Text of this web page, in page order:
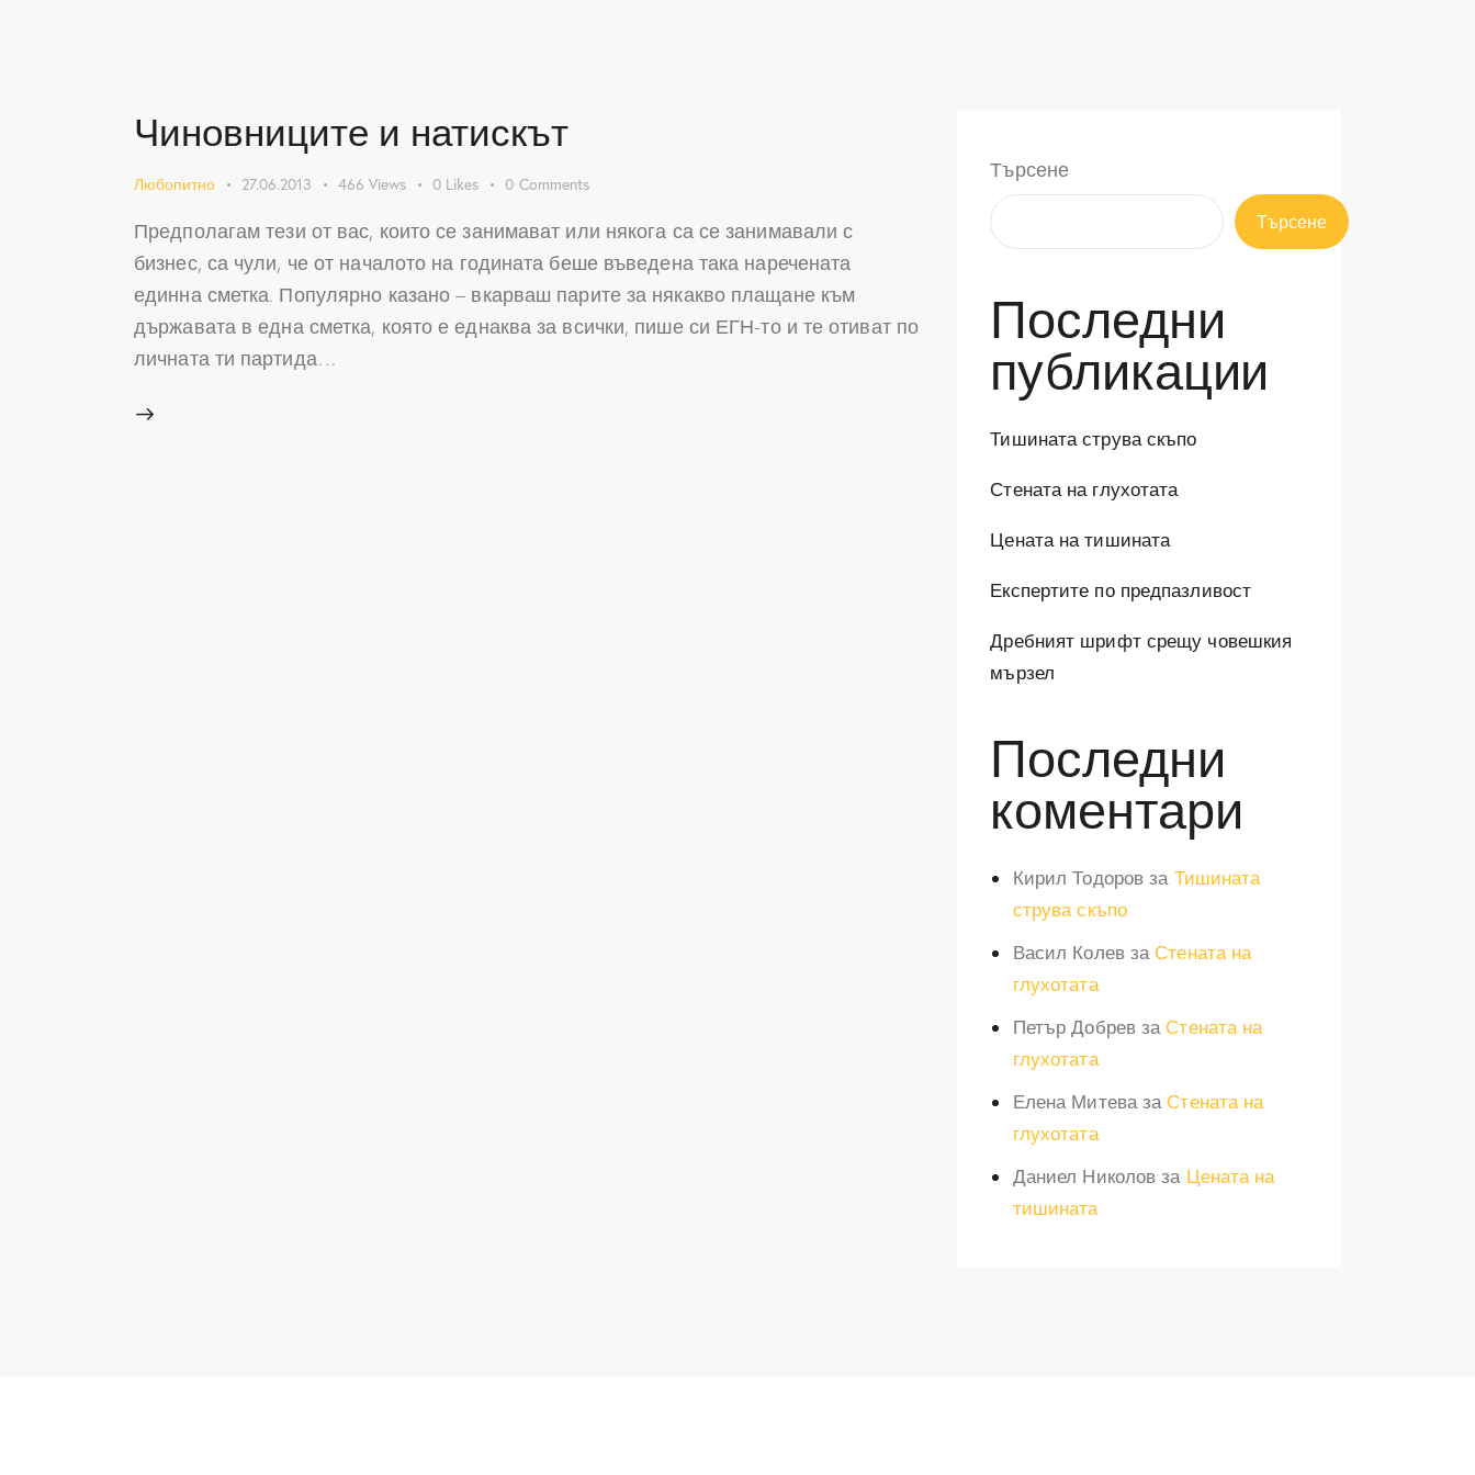
Чиновниците и натискът
Любопитно 27.06.2013 466 Views 0 Likes 0 Comments
Предполагам тези от вас, които се занимават или някога са се занимавали с
бизнес, са чули, че от началото на годината беше въведена така наречената
единна сметка. Популярно казано – вкарваш парите за някакво плащане към
държавата в една сметка, която е еднаква за всички, пише си ЕГН-то и те отиват по
личната ти партида…
Търсене
Търсене
Последни
публикации
Тишината струва скъпо
Стената на глухотата
Цената на тишината
Експертите по предпазливост
Дребният шрифт срещу човешкия
мързел
Последни
коментари
Кирил Тодоров за Тишината
струва скъпо
Васил Колевза Стената на
глухотата
Петър Добревза Стената на
глухотата
Елена Митеваза Стената на
глухотата
Даниел Николов за Цената на
тишината